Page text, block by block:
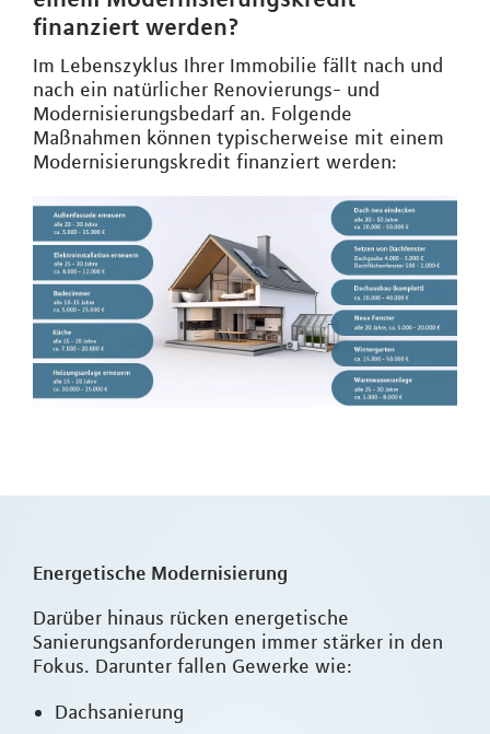
finanziert werden?
Im Lebenszyklus Ihrer Immobilie fällt nach und
nach ein natürlicher Renovierungs- und
Modernisierungsbedarf an. Folgende
Maßnahmen können typischerweise mit einem
Modernisierungskredit finanziert werden:
Energetische Modernisierung
Darüber hinaus rücken energetische
Sanierungsanforderungen immer stärker in den
Fokus. Darunter fallen Gewerke wie:
Dachsanierung